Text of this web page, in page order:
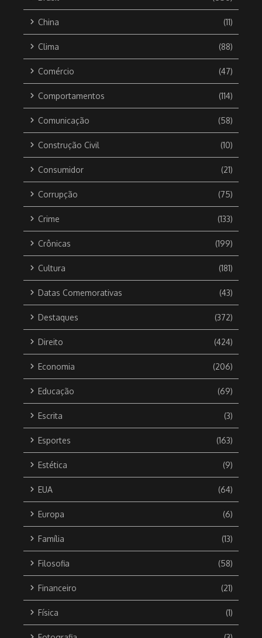
China (11)
Clima (88)
Comércio (47)
Comportamentos (114)
Comunicação (58)
Construção Civil (10)
Consumidor (21)
Corrupção (75)
Crime (133)
Crônicas (199)
Cultura (181)
Datas Comemorativas (43)
Destaques (372)
Direito (424)
Economia (206)
Educação (69)
Escrita (3)
Esportes (163)
Estética (9)
EUA (64)
Europa (6)
Família (13)
Filosofia (58)
Financeiro (21)
Física (1)